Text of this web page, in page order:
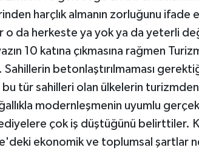
harçlık almanın zorluğunu ifade
o da herkeste ya yok ya da yeterli
10 katına çıkmasına rağmen
betonlaştırılmaması
tür sahilleri olan ülkelerin
modernleşmenin uyumlu
çok iş düştüğünü belirttiler.
ekonomik ve toplumsal şartlar